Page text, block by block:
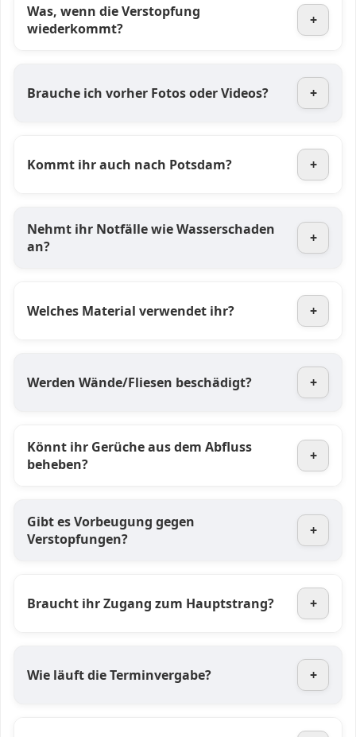
Was, wenn die Verstopfung
wiederkommt?
+
Brauche ich vorher Fotos oder Videos? +
Kommt ihr auch nach Potsdam? +
Nehmt ihr Notfälle wie Wasserschaden
an?
+
Welches Material verwendet ihr? +
Werden Wände/Fliesen beschädigt? +
Könnt ihr Gerüche aus dem Abfluss
beheben?
+
Gibt es Vorbeugung gegen
Verstopfungen?
+
Braucht ihr Zugang zum Hauptstrang? +
Wie läuft die Terminvergabe? +